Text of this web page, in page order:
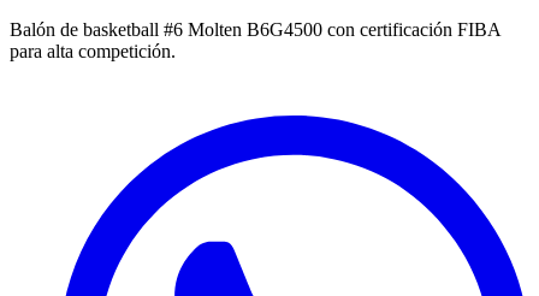
Balón de basketball #6 Molten B6G4500 con certificación FIBA
para alta competición.